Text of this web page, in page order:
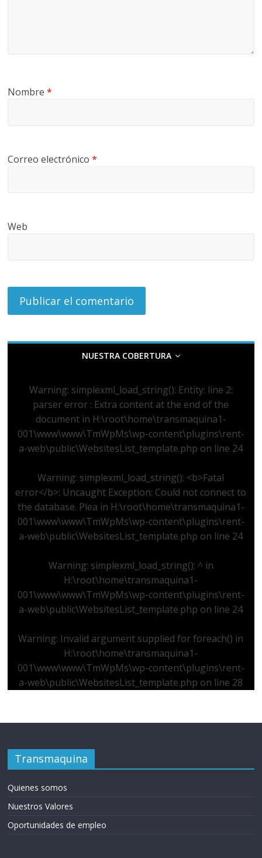
Nombre*
Correo electrónico*
Web
NUESTRA COBERTURA
Warning: simplexml_load_string(): Entity: line 2:
parser error : Extra content at the end of the
document in H:\root\home\transmaquina1-
001\www\www\TmWpMs\wp-content\plugins\rent-
a-web\public\WebsitesList_template.php on line 24
Warning: simplexml_load_string(): <b>Fatal
error</b>: Uncaught Exception: Could not connect to
the database. Plea in H:\root\home\transmaquina1-
001\www\www\TmWpMs\wp-content\plugins\rent-
a-web\public\WebsitesList_template.php on line 24
Warning: simplexml_load_string(): ^ in
H:\root\home\transmaquina1-
001\www\www\TmWpMs\wp-content\plugins\rent-
a-web\public\WebsitesList_template.php on line 24
Warning: Invalid argument supplied for foreach() in
H:\root\home\transmaquina1-
001\www\www\TmWpMs\wp-content\plugins\rent-
a-web\public\WebsitesList_template.php on line 28
Transmaquina
Quienes somos
Nuestros Valores
Oportunidades de empleo